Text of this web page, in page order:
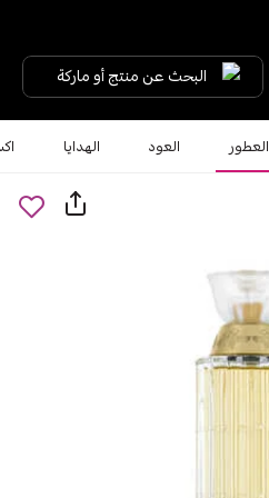
البحث عن منتج أو ماركة
العطور العود الهدايا